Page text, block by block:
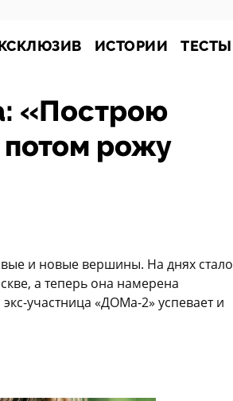
ИСТОРИИ ТЕСТЫ
«Построю
потом рожу
и новые вершины. На днях стало
а теперь она намерена
участница «ДОМа-2» успевает и